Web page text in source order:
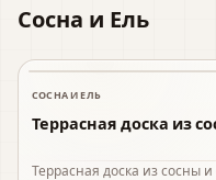
Сосна и Ель
В наличии
СОСНА И ЕЛЬ
Террасная доска из
Террасная доска из сосны